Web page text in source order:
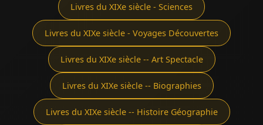
Livres du XIXe siècle - Sciences
Livres du XIXe siècle - Voyages Découvertes
Livres du XIXe siècle -- Art Spectacle
Livres du XIXe siècle -- Biographies
Livres du XIXe siècle -- Histoire Géographie